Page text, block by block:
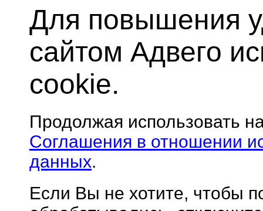
Для повышения
сайтом Адвего
cookie.
Продолжая использовать
Соглашения в отношении
данных.
Если Вы не хотите, чтобы